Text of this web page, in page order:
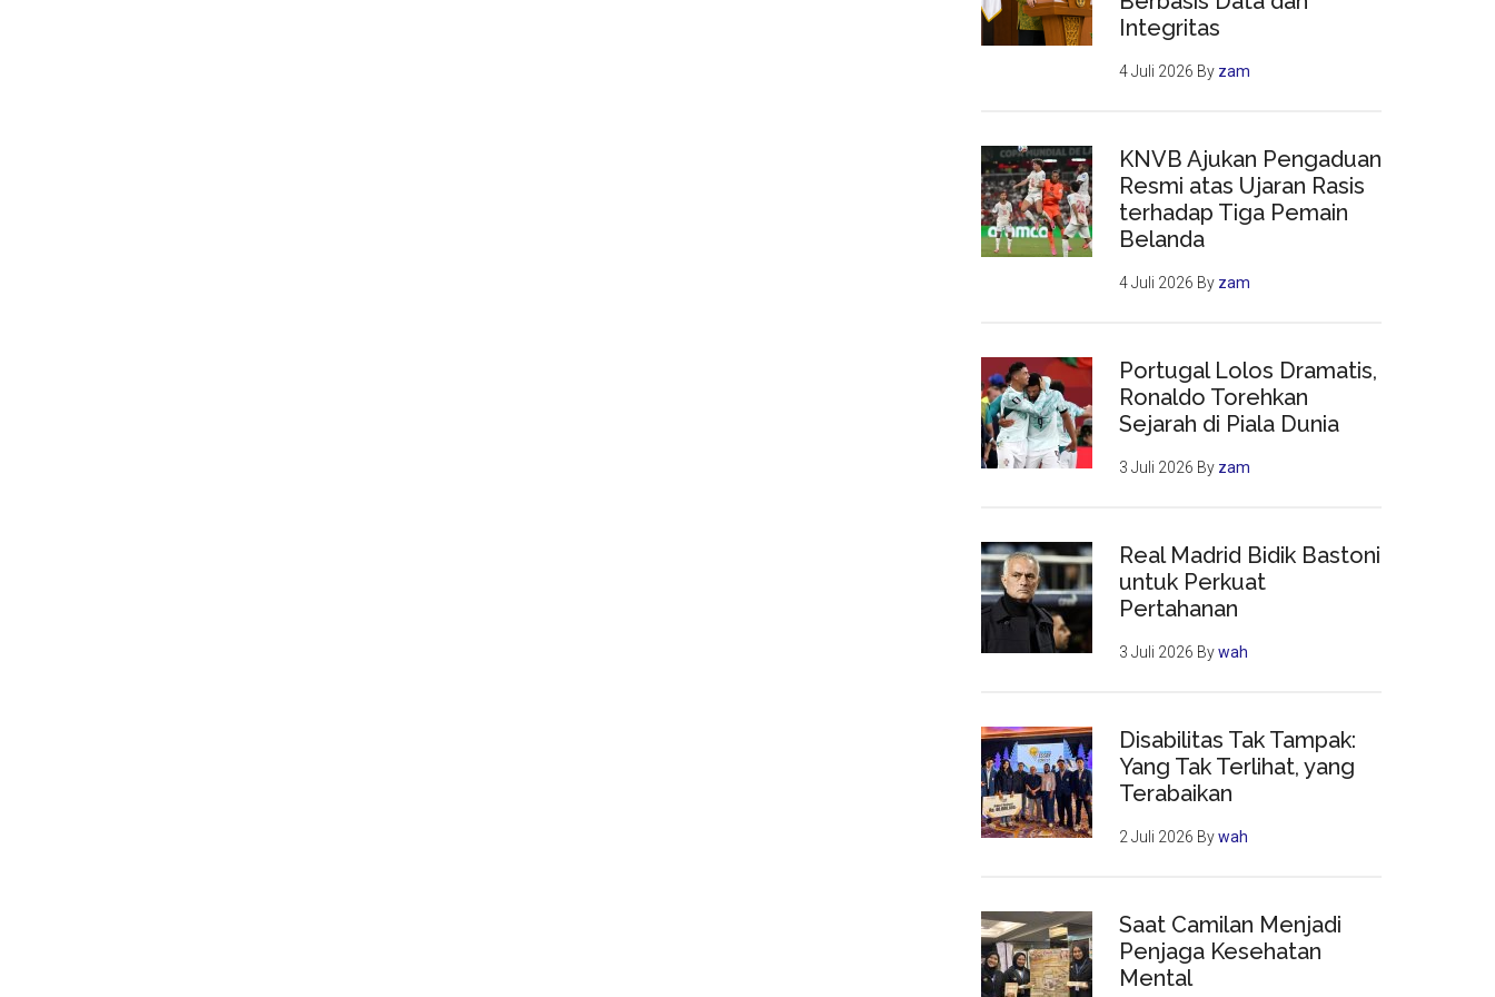
Integritas
4 Juli 2026 By zam
KNVB Ajukan Pengaduan
Resmi atas Ujaran Rasis
terhadap Tiga Pemain
Belanda
4 Juli 2026 By zam
Portugal Lolos Dramatis,
Ronaldo Torehkan
Sejarah di Piala Dunia
3 Juli 2026 By zam
Real Madrid Bidik Bastoni
untuk Perkuat
Pertahanan
3 Juli 2026 Bywah
Disabilitas Tak Tampak:
Yang Tak Terlihat, yang
Terabaikan
2 Juli 2026 Bywah
Saat Camilan Menjadi
Penjaga Kesehatan
Mental